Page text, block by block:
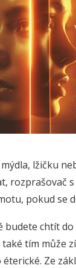
lžičku
rozprašovač
pokud se
chtít
tím může
Ze